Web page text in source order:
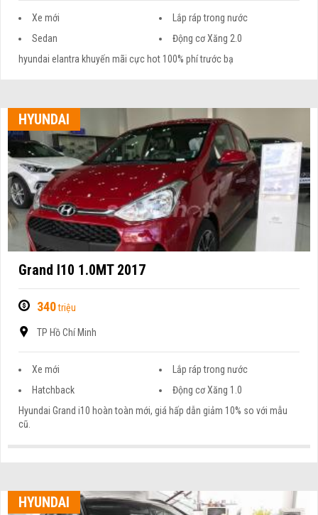
Xe mới
Lắp ráp trong nước
Sedan
Động cơ Xăng 2.0
hyundai elantra khuyến mãi cực hot 100% phí trước bạ
HYUNDAI
Grand I10 1.0MT 2017
340triệu
TP Hồ Chí Minh
Xe mới
Lắp ráp trong nước
Hatchback
Động cơ Xăng 1.0
Hyundai Grand i10 hoàn toàn mới, giá hấp dẫn giảm 10% so với mẫu
cũ.
HYUNDAI